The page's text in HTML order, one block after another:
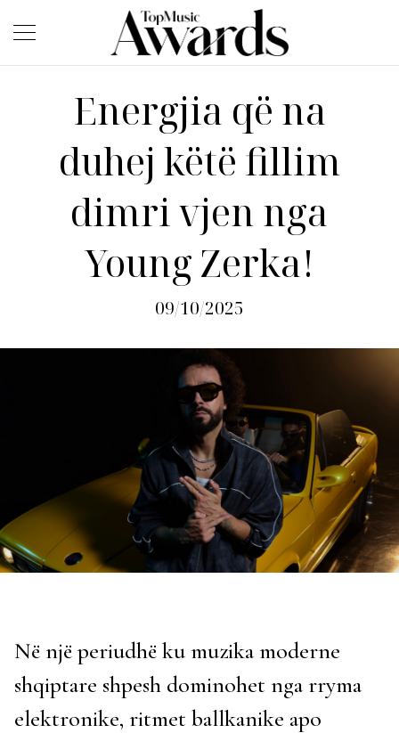
Energjia që na
duhej këtë fillim
dimri vjen nga
Young Zerka!
09/10/2025
Në një periudhë ku muzika moderne
shqiptare shpesh dominohet nga rryma
elektronike, ritmet ballkanike apo